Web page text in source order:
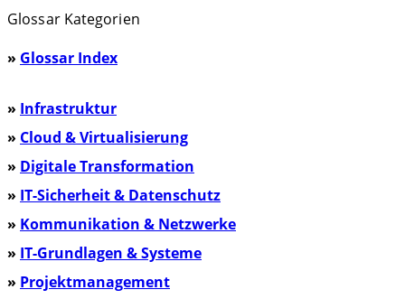
Glossar Kategorien
» Glossar Index
» Infrastruktur
» Cloud & Virtualisierung
» Digitale Transformation
» IT-Sicherheit & Datenschutz
» Kommunikation & Netzwerke
» IT-Grundlagen & Systeme
» Projektmanagement